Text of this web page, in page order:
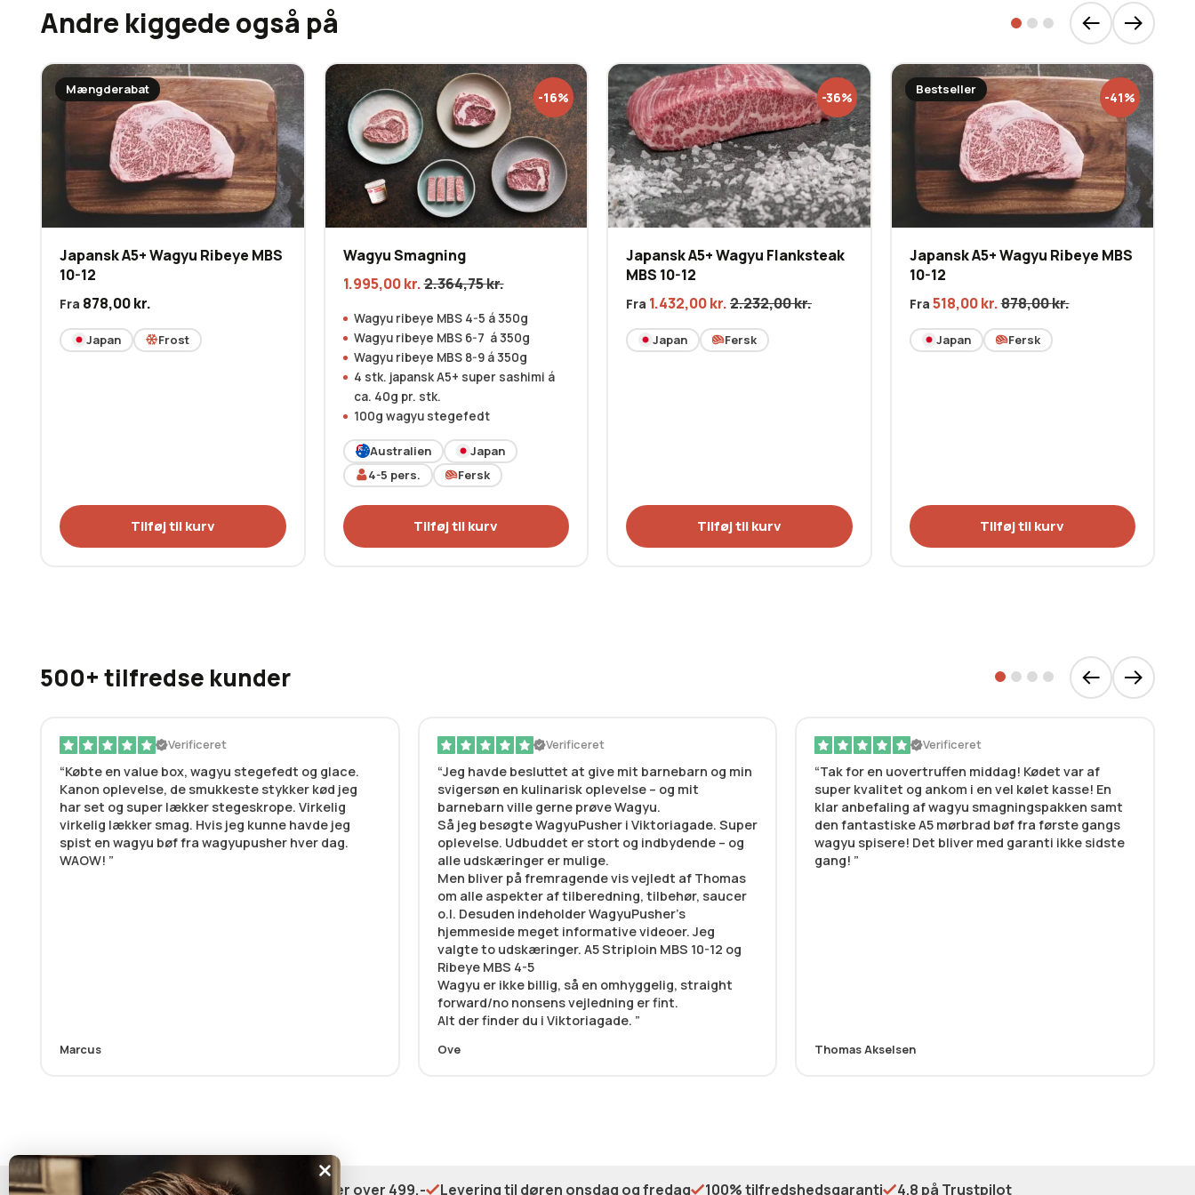
Andre kiggede også på
Mængderabat
Japansk A5+ Wagyu Ribeye MBS
10-12
Fra 878,00kr.
Japan Frost
Tilføj til kurv
-16%
Wagyu Smagning
1.995,00kr.2.364,75kr.
Wagyu ribeye MBS 4-5 á 350g
Wagyu ribeye MBS 6-7 á 350g
Wagyu ribeye MBS 8-9 á 350g
4 stk. japansk A5+ super sashimi á
ca. 40g pr. stk.
100g wagyu stegefedt
Australien
Japan
4-5 pers. Fersk
Tilføj til kurv
-36%
Japansk A5+ Wagyu Flanksteak
MBS 10-12
Fra 1.432,00kr.2.232,00kr.
Japan Fersk
Tilføj til kurv
Bestseller -41%
Japansk A5+ Wagyu Ribeye MBS
10-12
Fra 518,00kr.878,00kr.
Japan Fersk
Tilføj til kurv
500+ tilfredse kunder
Verificeret
Købte en value box, wagyu stegefedt og glace.
Kanon oplevelse, de smukkeste stykker kød jeg
har set og super lækker stegeskrope. Virkelig
virkelig lækker smag. Hvis jeg kunne havde jeg
spist en wagyu bøf fra wagyupusher hver dag.
WAOW!
Marcus
Verificeret
Jeg havde besluttet at give mit barnebarn og min
svigersøn en kulinarisk oplevelse – og mit
barnebarn ville gerne prøve Wagyu.
Så jeg besøgte WagyuPusher i Viktoriagade. Super
oplevelse. Udbuddet er stort og indbydende – og
alle udskæringer er mulige.
Men bliver på fremragende vis vejledt af Thomas
om alle aspekter af tilberedning, tilbehør, saucer
o.l. Desuden indeholder WagyuPusher’s
hjemmeside meget informative videoer. Jeg
valgte to udskæringer. A5 Striploin MBS 10-12 og
Ribeye MBS 4-5
Wagyu er ikke billig, så en omhyggelig, straight
forward/no nonsens vejledning er fint.
Alt der finder du i Viktoriagade.
Ove
Verificeret
Tak for en uovertruffen middag! Kødet var af
super kvalitet og ankom i en vel kølet kasse! En
klar anbefaling af wagyu smagningspakken samt
den fantastiske A5 mørbrad bøf fra første gangs
wagyu spisere! Det bliver med garanti ikke sidste
gang!
Thomas Akselsen
Gratis fragt på ordrer over 499,- Levering til døren onsdag og fredag 100% tilfredshedsgaranti 4.8 på Trustpilot